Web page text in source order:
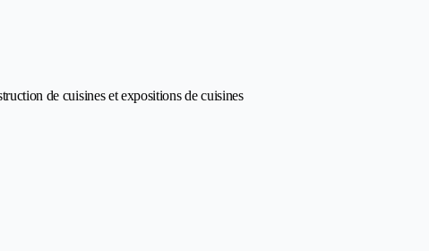
de cuisines et expositions de cuisines